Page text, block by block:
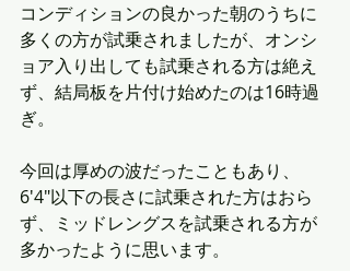
コンディションの良かった朝のうちに
多くの方が試乗されましたが、オンシ
ョア入り出しても試乗される方は絶え
ず、結局板を片付け始めたのは16時過
ぎ。
今回は厚めの波だったこともあり、
6'4"以下の長さに試乗された方はおら
ず、ミッドレングスを試乗される方が
多かったように思います。